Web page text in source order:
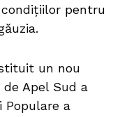
pentru
un nou
Apel Sud a
Populare a